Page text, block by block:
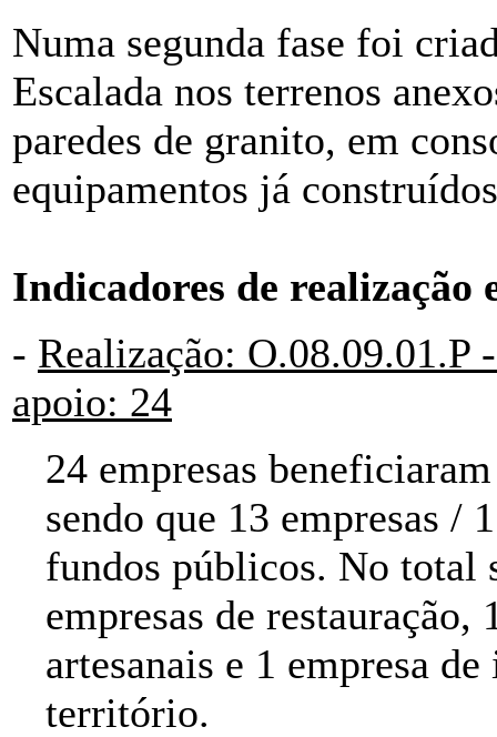
Numa segunda fase foi
Escalada nos terrenos
paredes de granito, em
equipamentos já
Indicadores de realização
- Realização: O.08.09.01.P
apoio: 24
24 empresas
sendo que 13 empresas /
fundos públicos. No total
empresas de restauração,
artesanais e 1 empresa
território.